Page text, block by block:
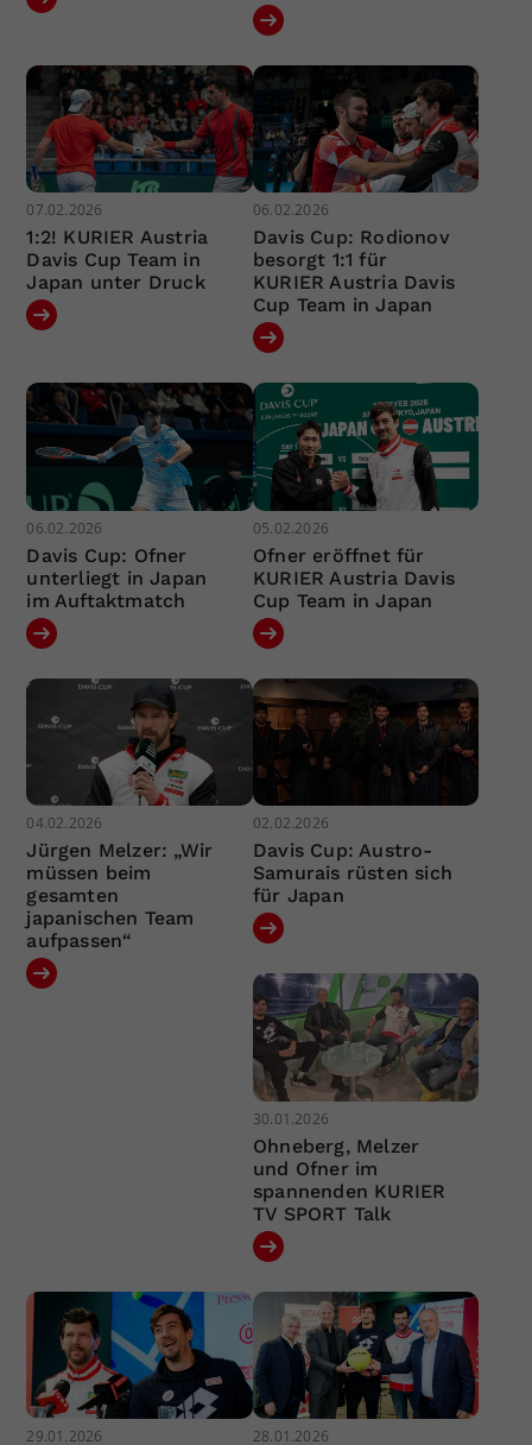
07.02.2026
1:2! KURIER Austria
Davis Cup Team in
Japan unter Druck
06.02.2026
Davis Cup: Rodionov
besorgt 1:1 für
KURIER Austria Davis
Cup Team in Japan
06.02.2026
Davis Cup: Ofner
unterliegt in Japan
im Auftaktmatch
05.02.2026
Ofner eröffnet für
KURIER Austria Davis
Cup Team in Japan
04.02.2026
Jürgen Melzer: „Wir
müssen beim
gesamten
japanischen Team
aufpassen“
02.02.2026
Davis Cup: Austro-
Samurais rüsten sich
für Japan
30.01.2026
Ohneberg, Melzer
und Ofner im
spannenden KURIER
TV SPORT Talk
29.01.2026 28.01.2026